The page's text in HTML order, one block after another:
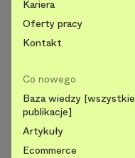
Kariera
Oferty pracy
Kontakt
Co nowego
Baza wiedzy [wszystkie
publikacje]
Artykuły
Ecommerce